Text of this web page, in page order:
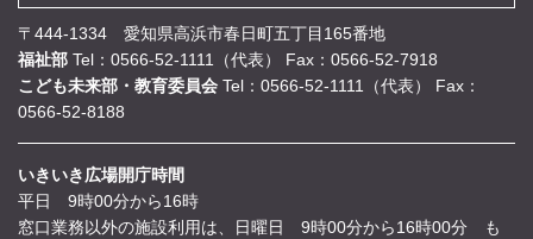
〒444-1334 愛知県高浜市春日町五丁目165番地
福祉部 Tel：0566-52-1111（代表）
Fax：0566-52-7918
こども未来部・教育委員会 Tel：0566-52-1111（代表）
Fax：
0566-52-8188
いきいき広場開庁時間
平日 9時00分から16時
窓口業務以外の施設利用は、日曜日 9時00分から16時00分 も